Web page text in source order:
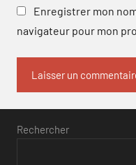
Enregistrer mon
navigateur pour mon
Rechercher